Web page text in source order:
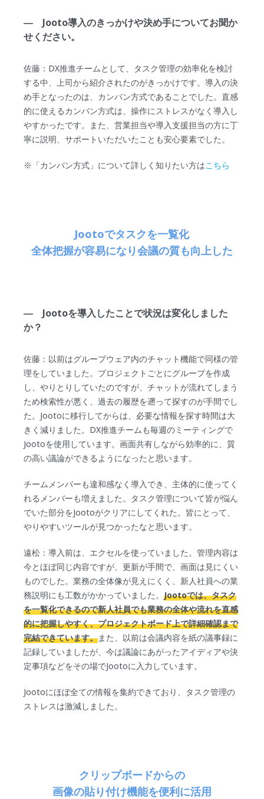
― Jooto導入のきっかけや決め手についてお聞か
せください。
佐藤：DX推進チームとして、タスク管理の効率化を検討
する中、上司から紹介されたのがきっかけです。導入の決
め手となったのは、カンバン方式であることでした。直感
的に使えるカンバン方式は、操作にストレスがなく導入し
やすかったです。また、営業担当や導入支援担当の方に丁
寧に説明、サポートいただいたことも安心要素でした。
※「カンバン方式」について詳しく知りたい方はこちら
Jootoでタスクを一覧化
全体把握が容易になり会議の質も向上した
― Jootoを導入したことで状況は変化しました
か？
佐藤：以前はグループウェア内のチャット機能で同様の管
理をしていました。プロジェクトごとにグループを作成
し、やりとりしていたのですが、チャットが流れてしまう
ため検索性が悪く、過去の履歴を遡って探すのが手間でし
た。Jootoに移行してからは、必要な情報を探す時間は大
きく減りました。DX推進チームも毎週のミーティングで
Jootoを使用しています。画面共有しながら効率的に、質
の高い議論ができるようになったと思います。
チームメンバーも違和感なく導入でき、主体的に使ってく
れるメンバーも増えました。タスク管理について皆が悩ん
でいた部分をJootoがクリアにしてくれた。皆にとって、
やりやすいツールが見つかったなと思います。
遠松：導入前は、エクセルを使っていました。管理内容は
今とほぼ同じ内容ですが、更新が手間で、画面は見にくい
ものでした。業務の全体像が見えにくく、新人社員への業
務説明にも工数がかかっていました。Jootoでは、タスク
を一覧化できるので新人社員でも業務の全体や流れを直感
的に把握しやすく、プロジェクトボード上で詳細確認まで
完結できています。また、以前は会議内容を紙の議事録に
記録していましたが、今は議論にあがったアイディアや決
定事項などをその場でJootoに入力しています。
Jootoにほぼ全ての情報を集約できており、タスク管理の
ストレスは激減しました。
クリップボードからの
画像の貼り付け機能を便利に活用